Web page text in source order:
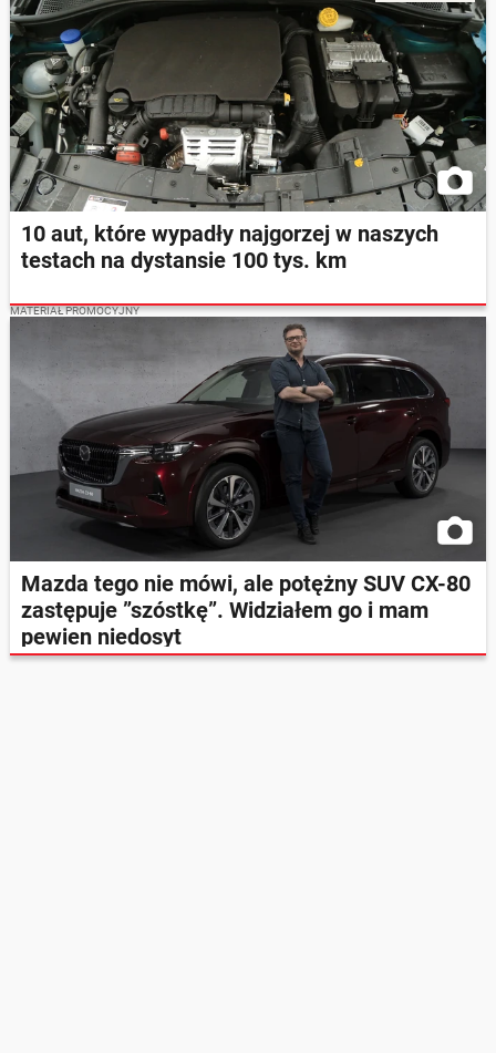
10 aut, które wypadły najgorzej w naszych
testach na dystansie 100 tys. km
MATERIAŁ PROMOCYJNY
Mazda tego nie mówi, ale potężny SUV CX-80
zastępuje ”szóstkę”. Widziałem go i mam
pewien niedosyt